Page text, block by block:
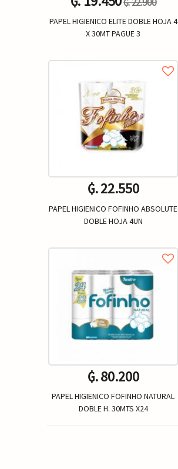
PAPEL HIGIENICO ELITE DOBLE HOJA 4
X 30MT PAGUE 3
+
₲. 22.550
PAPEL HIGIENICO FOFINHO ABSOLUTE
DOBLE HOJA 4UN
+
₲. 80.200
PAPEL HIGIENICO FOFINHO NATURAL
DOBLE H. 30MTS X24